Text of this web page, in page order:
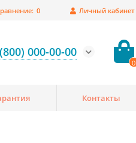
Личный кабинет
0
000-00-00
0
Контакты